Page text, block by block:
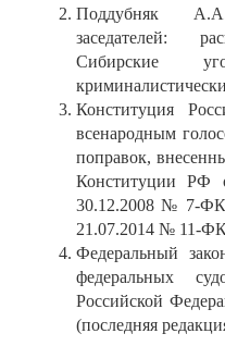
Поддубняк
заседателей:
Сибирские
Конституция
всенародным
поправок,
Конституции
30.12.2008 № 7-
21.07.2014 № 11-
Федеральный
федеральных
Российской
(последняя